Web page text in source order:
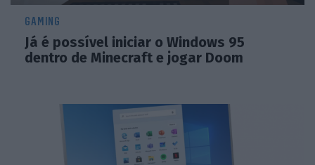
GAMING
Já é possível iniciar o Windows 95
dentro de Minecraft e jogar Doom